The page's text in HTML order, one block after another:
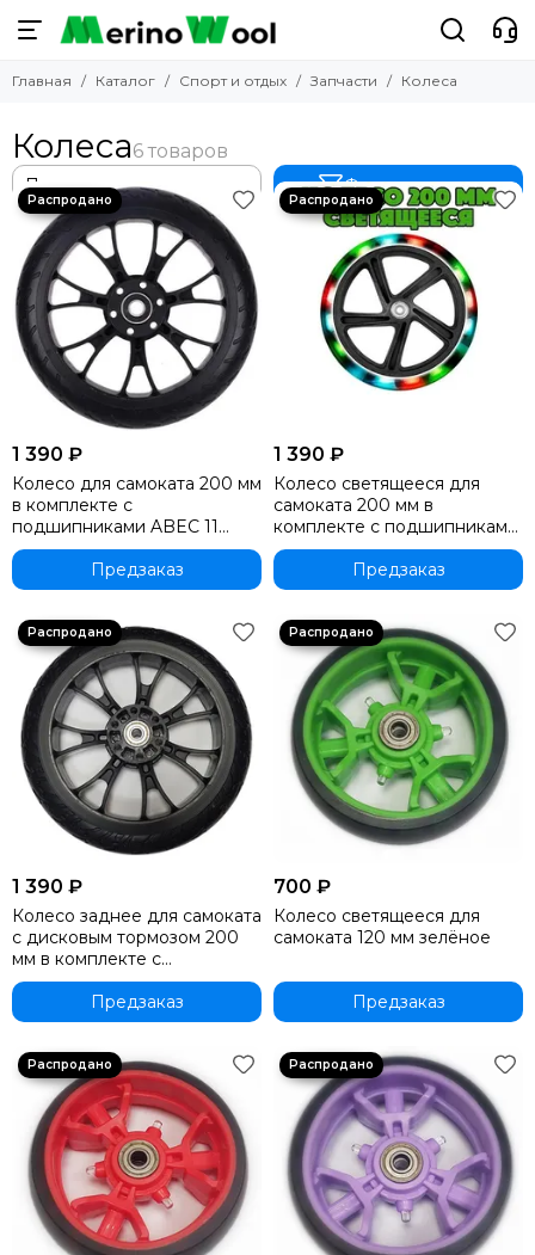
Спорт и отдых
Запчасти
Запчасти
Грипсы
Наклейки/шкурки
Пеги
Подшипники
Зима
Главная Каталог Спорт и отдых Запчасти Колеса
Колеса
Фильтр товаров
1 390 ₽
Колесо для самоката 200 мм
в комплекте с
подшипниками ABEC 11
черное
Предзаказ
1 390 ₽
Колесо светящееся для
самоката 200 мм в
комплекте с подшипниками
ABEC 11 черное
Предзаказ
1 390 ₽
Колесо заднее для самоката
с дисковым тормозом 200
мм в комплекте с
подшипниками ABEC 11
Предзаказ
700 ₽
Колесо светящееся для
самоката 120 мм зелёное
Предзаказ